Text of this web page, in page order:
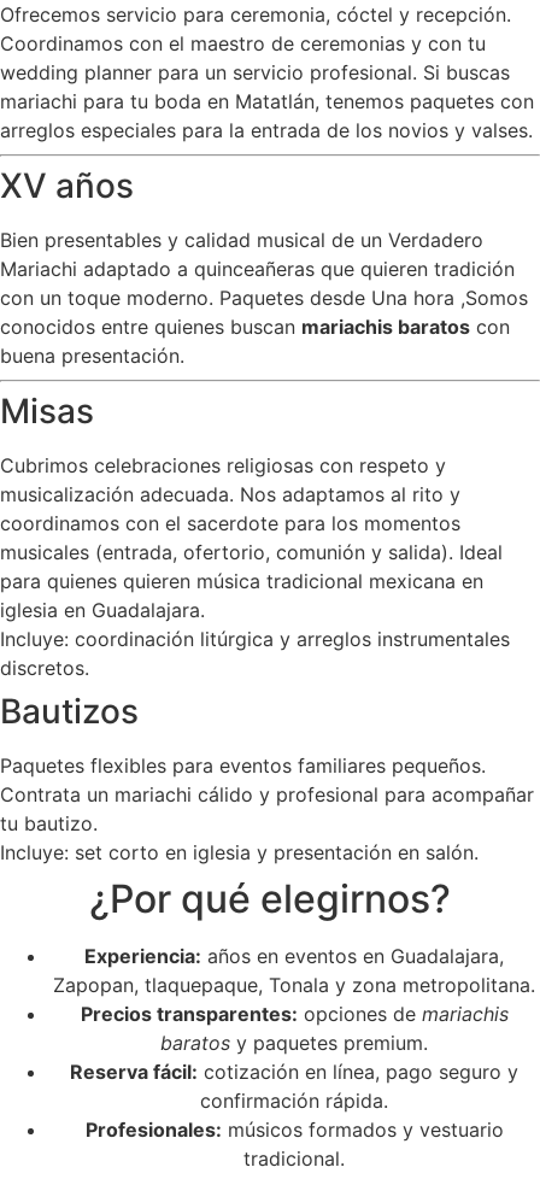
Ofrecemos servicio para ceremonia, cóctel y recepción.
Coordinamos con el maestro de ceremonias y con tu
wedding planner para un servicio profesional. Si buscas
mariachi para tu boda en Matatlán, tenemos paquetes con
arreglos especiales para la entrada de los novios y valses.
XV años
Bien presentables y calidad musical de un Verdadero
Mariachi adaptado a quinceañeras que quieren tradición
con un toque moderno. Paquetes desde Una hora ,Somos
conocidos entre quienes buscan mariachis baratos con
buena presentación.
Misas
Cubrimos celebraciones religiosas con respeto y
musicalización adecuada. Nos adaptamos al rito y
coordinamos con el sacerdote para los momentos
musicales (entrada, ofertorio, comunión y salida). Ideal
para quienes quieren música tradicional mexicana en
iglesia en Guadalajara.
Incluye: coordinación litúrgica y arreglos instrumentales
discretos.
Bautizos
Paquetes flexibles para eventos familiares pequeños.
Contrata un mariachi cálido y profesional para acompañar
tu bautizo.
Incluye: set corto en iglesia y presentación en salón.
¿Por qué elegirnos?
Experiencia: años en eventos en Guadalajara,
Zapopan, tlaquepaque, Tonala y zona metropolitana.
Precios transparentes: opciones de mariachis
baratos y paquetes premium.
Reserva fácil: cotización en línea, pago seguro y
confirmación rápida.
Profesionales: músicos formados y vestuario
tradicional.